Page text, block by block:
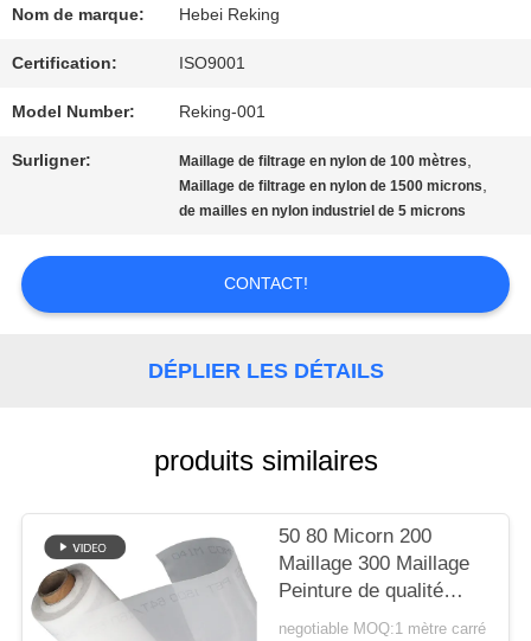
DE
QUALITÉ
CONTACTEZ-
NOUVELLES
DEMANDEZ
CITATION
PLAN
DU
Nom de marque: Hebei Reking
Certification: ISO9001
Model Number: Reking-001
Surligner: Maillage de filtrage en nylon de 100 mètres,
Maillage de filtrage en nylon de 1500 microns,
de mailles en nylon industriel de 5 microns
CONTACT!
DÉPLIER LES DÉTAILS
produits similaires
50 80 Micorn 200
Maillage 300 Maillage
Peinture de qualité
alimentaire Filtre en
negotiable MOQ:1 mètre carré